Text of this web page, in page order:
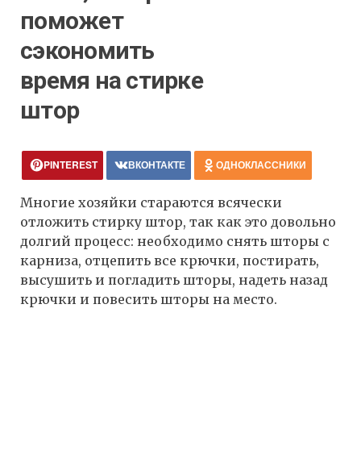
поможет
сэкономить
время на стирке
штор
PINTEREST ВКОНТАКТЕ ОДНОКЛАССНИКИ
Многие хозяйки стараются всячески
отложить стирку штор, так как это довольно
долгий процесс: необходимо снять шторы с
карниза, отцепить все крючки, постирать,
высушить и погладить шторы, надеть назад
крючки и повесить шторы на место.